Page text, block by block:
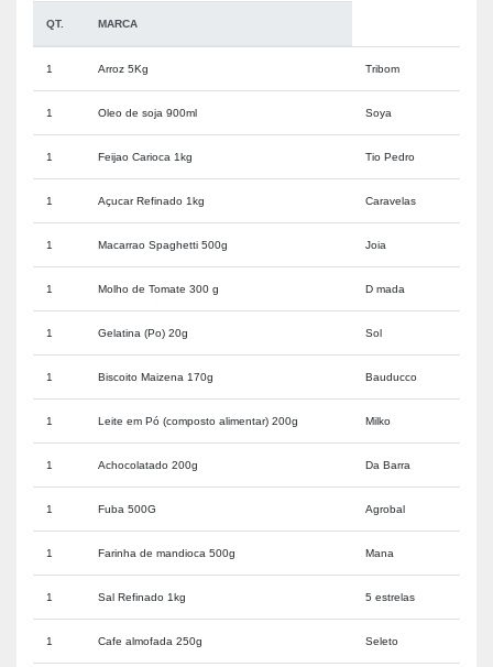
QT. MARCA
1 Arroz 5Kg Tribom
1 Oleo de soja 900ml Soya
1 Feijao Carioca 1kg Tio Pedro
1 Açucar Refinado 1kg Caravelas
1 Macarrao Spaghetti 500g Joia
1 Molho de Tomate 300 g D mada
1 Gelatina (Po) 20g Sol
1 Biscoito Maizena 170g Bauducco
1 Leite em Pó (composto alimentar) 200g Milko
1 Achocolatado 200g Da Barra
1 Fuba 500G Agrobal
1 Farinha de mandioca 500g Mana
1 Sal Refinado 1kg 5 estrelas
1 Cafe almofada 250g Seleto